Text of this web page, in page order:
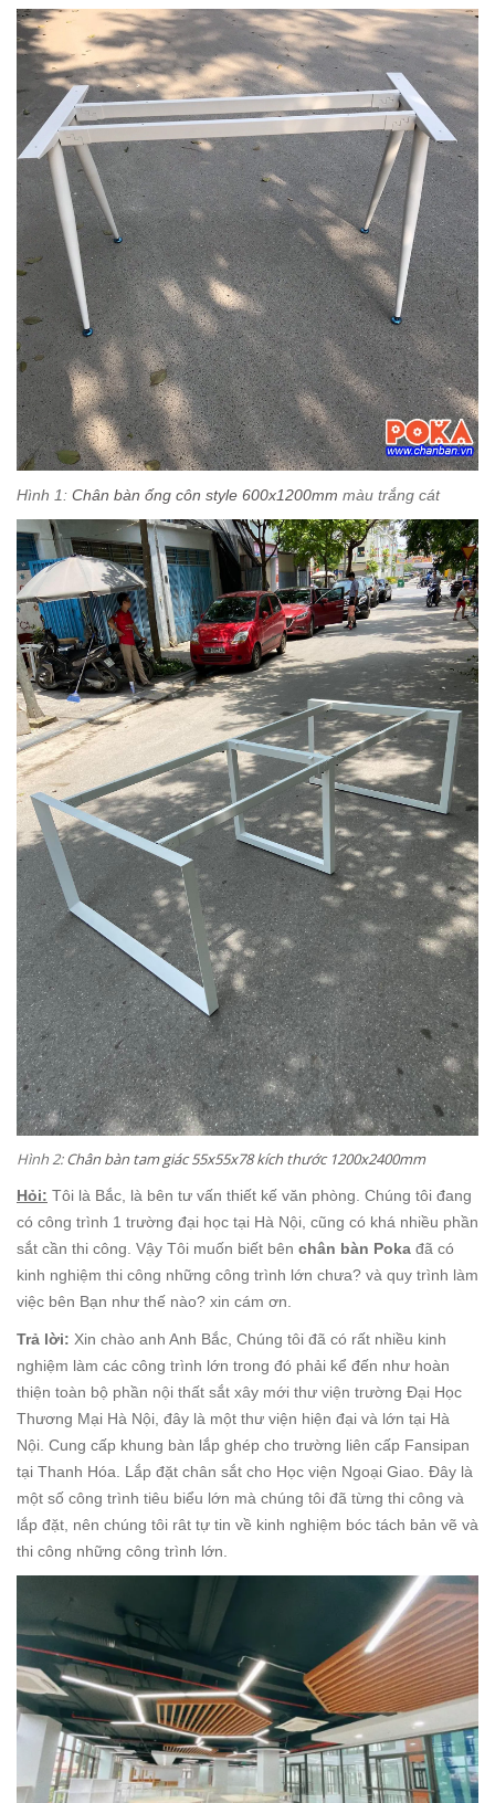
Hình 1: Chân bàn ống côn style 600x1200mm màu trắng cát
Hình 2:Chân bàn tam giác 55x55x78 kích thước 1200x2400mm
Hỏi: Tôi là Bắc, là bên tư vấn thiết kế văn phòng. Chúng tôi đang
có công trình 1 trường đại học tại Hà Nội, cũng có khá nhiều phần
sắt cần thi công. Vậy Tôi muốn biết bên chân bàn Poka đã có
kinh nghiệm thi công những công trình lớn chưa? và quy trình làm
việc bên Bạn như thế nào? xin cám ơn.
Trả lời: Xin chào anh Anh Bắc, Chúng tôi đã có rất nhiều kinh
nghiệm làm các công trình lớn trong đó phải kể đến như hoàn
thiện toàn bộ phần nội thất sắt xây mới thư viện trường Đại Học
Thương Mại Hà Nội, đây là một thư viện hiện đại và lớn tại Hà
Nội. Cung cấp khung bàn lắp ghép cho trường liên cấp Fansipan
tại Thanh Hóa. Lắp đặt chân sắt cho Học viện Ngoại Giao. Đây là
một số công trình tiêu biểu lớn mà chúng tôi đã từng thi công và
lắp đặt, nên chúng tôi rât tự tin về kinh nghiệm bóc tách bản vẽ và
thi công những công trình lớn.